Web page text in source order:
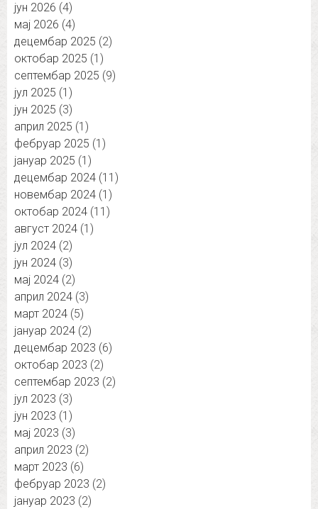
јун 2026 (4)
мај 2026 (4)
децембар 2025 (2)
октобар 2025 (1)
септембар 2025 (9)
јул 2025 (1)
јун 2025 (3)
април 2025 (1)
фебруар 2025 (1)
јануар 2025 (1)
децембар 2024 (11)
новембар 2024 (1)
октобар 2024 (11)
август 2024 (1)
јул 2024 (2)
јун 2024 (3)
мај 2024 (2)
април 2024 (3)
март 2024 (5)
јануар 2024 (2)
децембар 2023 (6)
октобар 2023 (2)
септембар 2023 (2)
јул 2023 (3)
јун 2023 (1)
мај 2023 (3)
април 2023 (2)
март 2023 (6)
фебруар 2023 (2)
јануар 2023 (2)